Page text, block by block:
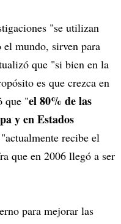
"se utilizan
mundo, sirven para
que "si bien en la
es que crezca en
que "el 80% de las
y en Estados
recibe el
que en 2006 llegó a ser
para mejorar las